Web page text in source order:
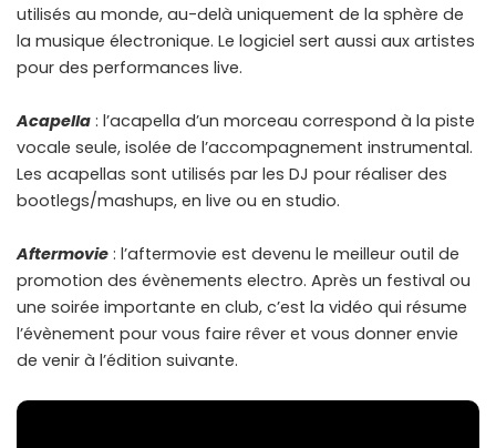
utilisés au monde, au-delà uniquement de la sphère de
la musique électronique. Le logiciel sert aussi aux artistes
pour des performances live.
Acapella : l’acapella d’un morceau correspond à la piste
vocale seule, isolée de l’accompagnement instrumental.
Les acapellas sont utilisés par les DJ pour réaliser des
bootlegs/mashups, en live ou en studio.
Aftermovie : l’aftermovie est devenu le meilleur outil de
promotion des évènements electro. Après un festival ou
une soirée importante en club, c’est la vidéo qui résume
l’évènement pour vous faire rêver et vous donner envie
de venir à l’édition suivante.